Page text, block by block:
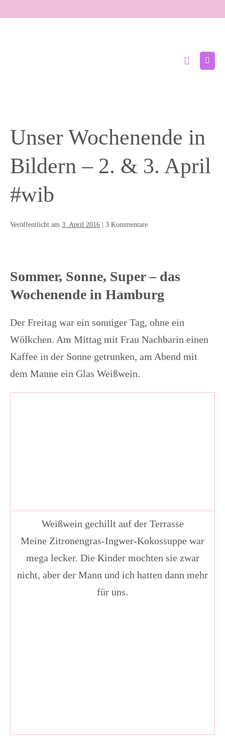
Suche-
Unser Wochenende in
Bildern – 2. & 3. April
#wib
Veröffentlicht am 3. April 2016 3 Kommentare
Sommer, Sonne, Super – das
Wochenende in Hamburg
Der Freitag war ein sonniger Tag, ohne ein
Wölkchen. Am Mittag mit Frau Nachbarin einen
Kaffee in der Sonne getrunken, am Abend mit
dem Manne ein Glas Weißwein.
Weißwein gechillt auf der Terrasse
Meine Zitronengras-Ingwer-Kokossuppe war
mega lecker. Die Kinder mochten sie zwar
nicht, aber der Mann und ich hatten dann mehr
für uns.